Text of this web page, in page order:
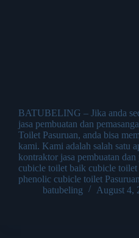
BATUBELING – Jika anda
jasa pembuatan dan
Toilet Pasuruan, anda bisa
kami. Kami adalah salah satu
kontraktor jasa pembuatan dan
cubicle toilet baik cubicle
phenolic cubicle toilet
batubeling
August 4,